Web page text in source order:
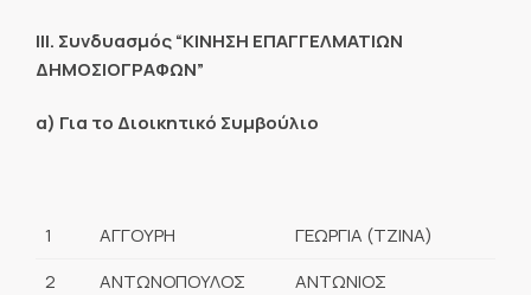
ΙΙΙ. Συνδυασμός “ΚΙΝΗΣΗ ΕΠΑΓΓΕΛΜΑΤΙΩΝ
ΔΗΜΟΣΙΟΓΡΑΦΩΝ”
α) Για το Διοικητικό Συμβούλιο
1 ΑΓΓΟΥΡΗ
ΓΕΩΡΓΙΑ (ΤΖΙΝΑ)
2
ΑΝΤΩΝΟΠΟΥΛΟΣ
ΑΝΤΩΝΙΟΣ